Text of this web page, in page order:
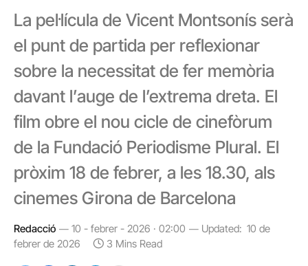
La pel·lícula de Vicent Montsonís serà
el punt de partida per reflexionar
sobre la necessitat de fer memòria
davant l’auge de l’extrema dreta. El
film obre el nou cicle de cinefòrum
de la Fundació Periodisme Plural. El
pròxim 18 de febrer, a les 18.30, als
cinemes Girona de Barcelona
Redacció 10 - febrer - 2026 · 02:00 Updated: 10 de
febrer de 2026
3 Mins Read